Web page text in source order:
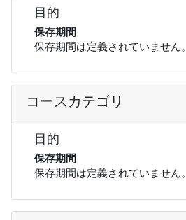
目的
保存期間
保存期間は定義されていません。
コースカテゴリ
目的
保存期間
保存期間は定義されていません。